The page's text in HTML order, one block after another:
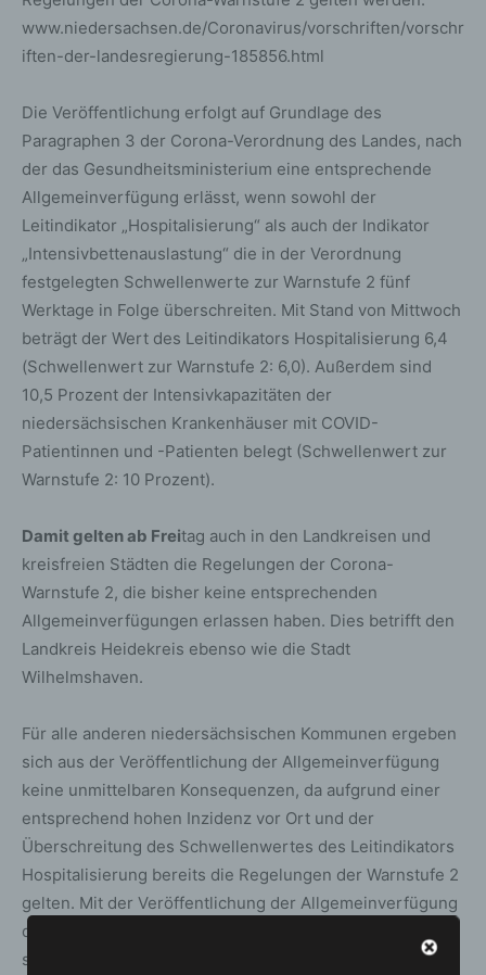
www.niedersachsen.de/Coronavirus/vorschriften/vorschr
iften-der-landesregierung-185856.html
Die Veröffentlichung erfolgt auf Grundlage des
Paragraphen 3 der Corona-Verordnung des Landes, nach
der das Gesundheitsministerium eine entsprechende
Allgemeinverfügung erlässt, wenn sowohl der
Leitindikator „Hospitalisierung“ als auch der Indikator
„Intensivbettenauslastung“ die in der Verordnung
festgelegten Schwellenwerte zur Warnstufe 2 fünf
Werktage in Folge überschreiten. Mit Stand von Mittwoch
beträgt der Wert des Leitindikators Hospitalisierung 6,4
(Schwellenwert zur Warnstufe 2: 6,0). Außerdem sind
10,5 Prozent der Intensivkapazitäten der
niedersächsischen Krankenhäuser mit COVID-
Patientinnen und -Patienten belegt (Schwellenwert zur
Warnstufe 2: 10 Prozent).
Damit gelten ab Freitag auch in den Landkreisen und
kreisfreien Städten die Regelungen der Corona-
Warnstufe 2, die bisher keine entsprechenden
Allgemeinverfügungen erlassen haben. Dies betrifft den
Landkreis Heidekreis ebenso wie die Stadt
Wilhelmshaven.
Für alle anderen niedersächsischen Kommunen ergeben
sich aus der Veröffentlichung der Allgemeinverfügung
keine unmittelbaren Konsequenzen, da aufgrund einer
entsprechend hohen Inzidenz vor Ort und der
Überschreitung des Schwellenwertes des Leitindikators
Hospitalisierung bereits die Regelungen der Warnstufe 2
gelten. Mit der Veröffentlichung der Allgemeinverfügung
durch das Niedersächsische Gesundheitsministerium ist
sichergestellt, dass diese Regelungen auch bei